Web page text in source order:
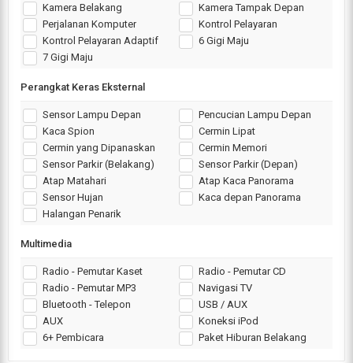
Kamera Belakang
Kamera Tampak Depan
Perjalanan Komputer
Kontrol Pelayaran
Kontrol Pelayaran Adaptif
6 Gigi Maju
7 Gigi Maju
Perangkat Keras Eksternal
Sensor Lampu Depan
Pencucian Lampu Depan
Kaca Spion
Cermin Lipat
Cermin yang Dipanaskan
Cermin Memori
Sensor Parkir (Belakang)
Sensor Parkir (Depan)
Atap Matahari
Atap Kaca Panorama
Sensor Hujan
Kaca depan Panorama
Halangan Penarik
Multimedia
Radio - Pemutar Kaset
Radio - Pemutar CD
Radio - Pemutar MP3
Navigasi TV
Bluetooth - Telepon
USB / AUX
AUX
Koneksi iPod
6+ Pembicara
Paket Hiburan Belakang